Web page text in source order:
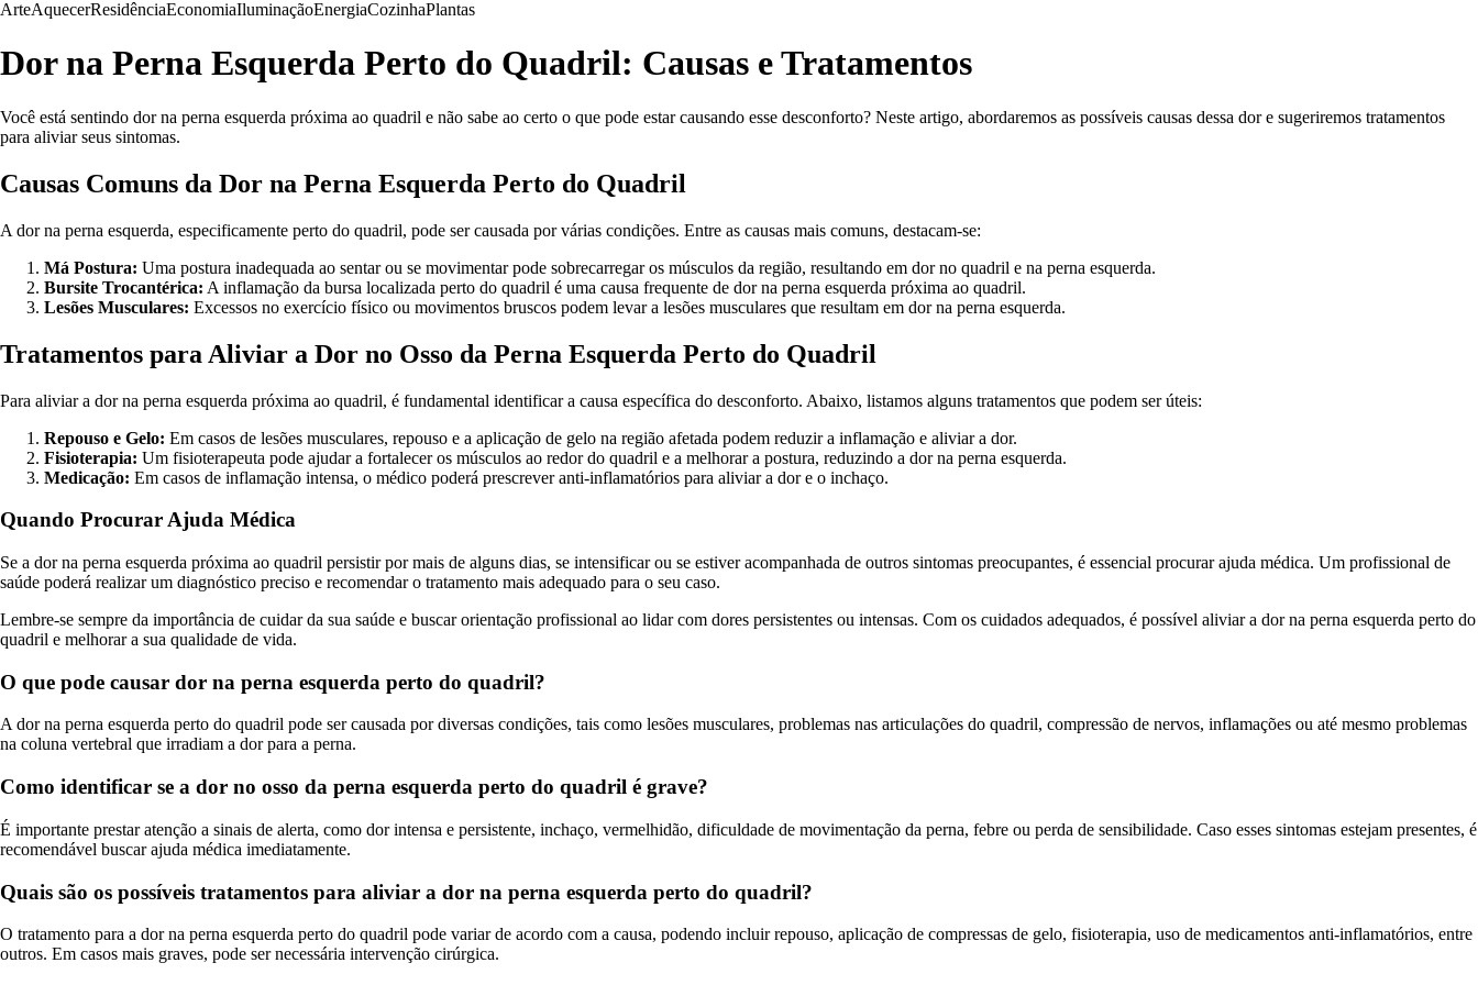
ArteAquecerResidênciaEconomiaIluminaçãoEnergiaCozinhaPlantas
Dor na Perna Esquerda Perto do Quadril: Causas e Tratamentos
Você está sentindo dor na perna esquerda próxima ao quadril e não sabe ao certo o que pode estar causando esse desconforto? Neste artigo, abordaremos as possíveis causas dessa dor e sugeriremos tratamentos
para aliviar seus sintomas.
Causas Comuns da Dor na Perna Esquerda Perto do Quadril
A dor na perna esquerda, especificamente perto do quadril, pode ser causada por várias condições. Entre as causas mais comuns, destacam-se:
Má Postura: Uma postura inadequada ao sentar ou se movimentar pode sobrecarregar os músculos da região, resultando em dor no quadril e na perna esquerda.
Bursite Trocantérica: A inflamação da bursa localizada perto do quadril é uma causa frequente de dor na perna esquerda próxima ao quadril.
Lesões Musculares: Excessos no exercício físico ou movimentos bruscos podem levar a lesões musculares que resultam em dor na perna esquerda.
Tratamentos para Aliviar a Dor no Osso da Perna Esquerda Perto do Quadril
Para aliviar a dor na perna esquerda próxima ao quadril, é fundamental identificar a causa específica do desconforto. Abaixo, listamos alguns tratamentos que podem ser úteis:
Repouso e Gelo: Em casos de lesões musculares, repouso e a aplicação de gelo na região afetada podem reduzir a inflamação e aliviar a dor.
Fisioterapia: Um fisioterapeuta pode ajudar a fortalecer os músculos ao redor do quadril e a melhorar a postura, reduzindo a dor na perna esquerda.
Medicação: Em casos de inflamação intensa, o médico poderá prescrever anti-inflamatórios para aliviar a dor e o inchaço.
Quando Procurar Ajuda Médica
Se a dor na perna esquerda próxima ao quadril persistir por mais de alguns dias, se intensificar ou se estiver acompanhada de outros sintomas preocupantes, é essencial procurar ajuda médica. Um profissional de
saúde poderá realizar um diagnóstico preciso e recomendar o tratamento mais adequado para o seu caso.
Lembre-se sempre da importância de cuidar da sua saúde e buscar orientação profissional ao lidar com dores persistentes ou intensas. Com os cuidados adequados, é possível aliviar a dor na perna esquerda perto do
quadril e melhorar a sua qualidade de vida.
O que pode causar dor na perna esquerda perto do quadril?
A dor na perna esquerda perto do quadril pode ser causada por diversas condições, tais como lesões musculares, problemas nas articulações do quadril, compressão de nervos, inflamações ou até mesmo problemas
na coluna vertebral que irradiam a dor para a perna.
Como identificar se a dor no osso da perna esquerda perto do quadril é grave?
É importante prestar atenção a sinais de alerta, como dor intensa e persistente, inchaço, vermelhidão, dificuldade de movimentação da perna, febre ou perda de sensibilidade. Caso esses sintomas estejam presentes, é
recomendável buscar ajuda médica imediatamente.
Quais são os possíveis tratamentos para aliviar a dor na perna esquerda perto do quadril?
O tratamento para a dor na perna esquerda perto do quadril pode variar de acordo com a causa, podendo incluir repouso, aplicação de compressas de gelo, fisioterapia, uso de medicamentos anti-inflamatórios, entre
outros. Em casos mais graves, pode ser necessária intervenção cirúrgica.